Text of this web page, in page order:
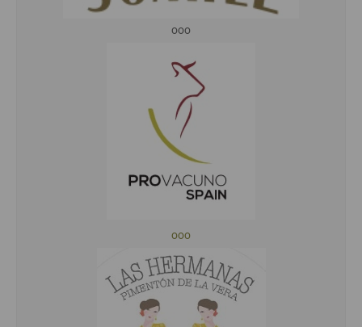
ooo
ooo